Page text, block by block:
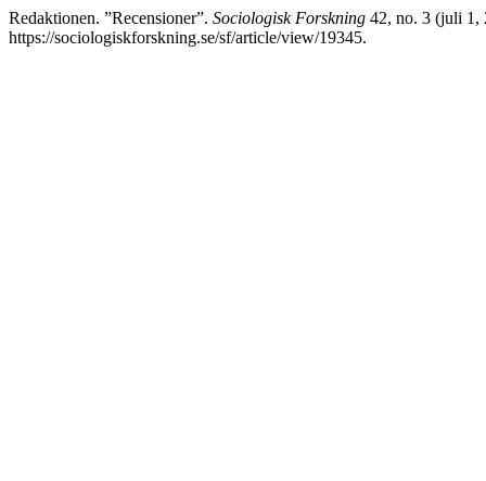
Redaktionen. ”Recensioner”. Sociologisk Forskning 42, no. 3 (juli 1,
https://sociologiskforskning.se/sf/article/view/19345.